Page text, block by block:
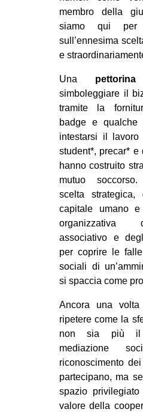
membro della
siamo qui per
sull’ennesima
e
Una
simboleggiare il
tramite la
badge e qualche
intestarsi il
student*, precar* e
hanno costruito
mutuo
scelta strategica,
capitale umano
organizzativa
associativo e
per coprire le
sociali di
si spaccia come
Ancora una
ripetere come la
non sia più il
mediazione
riconoscimento
partecipano, ma
spazio
valore della